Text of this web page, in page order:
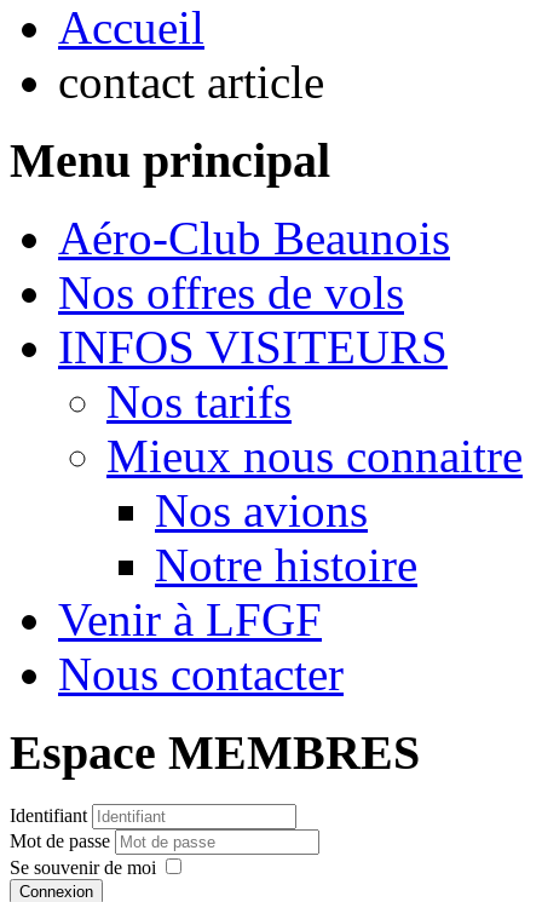
Accueil
contact article
Menu principal
Aéro-Club Beaunois
Nos offres de vols
INFOS VISITEURS
Nos tarifs
Mieux nous connaitre
Nos avions
Notre histoire
Venir à LFGF
Nous contacter
Espace MEMBRES
Identifiant
Mot de passe
Se souvenir de moi
Connexion